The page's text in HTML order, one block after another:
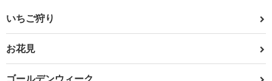
いちご狩り
お花見